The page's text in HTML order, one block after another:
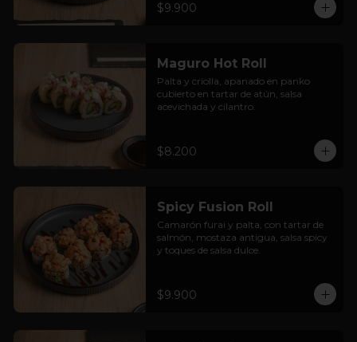
$9.900
Maguro Hot Roll
Palta y criolla, apanado en panko
cubierto en tartar de atún, salsa
acevichada y cilantro.
$8.200
Spicy Fusion Roll
Camarón furai y palta, con tartar de
salmón, mostaza antigua, salsa spicy
y toques de salsa dulce.
$9.900